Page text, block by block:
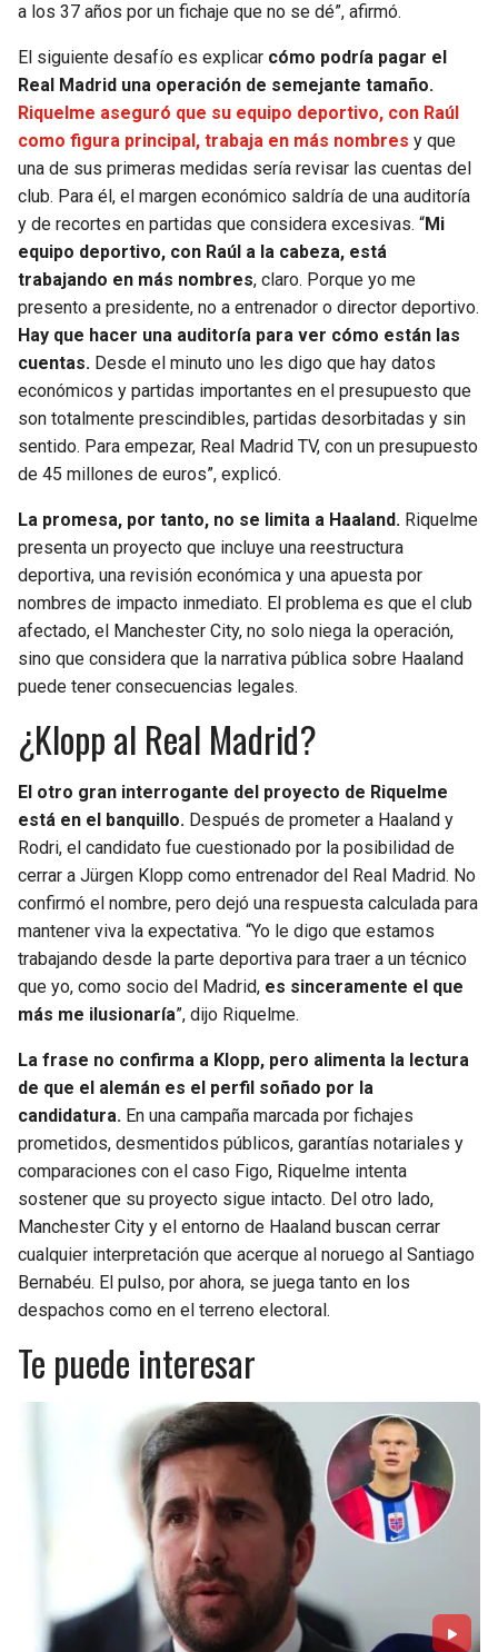
a los 37 años por un fichaje que no se dé”, afirmó.
El siguiente desafío es explicar cómo podría pagar el
Real Madrid una operación de semejante tamaño.
Riquelme aseguró que su equipo deportivo, con Raúl
como figura principal, trabaja en más nombres y que
una de sus primeras medidas sería revisar las cuentas del
club. Para él, el margen económico saldría de una auditoría
y de recortes en partidas que considera excesivas. “Mi
equipo deportivo, con Raúl a la cabeza, está
trabajando en más nombres, claro. Porque yo me
presento a presidente, no a entrenador o director deportivo.
Hay que hacer una auditoría para ver cómo están las
cuentas. Desde el minuto uno les digo que hay datos
económicos y partidas importantes en el presupuesto que
son totalmente prescindibles, partidas desorbitadas y sin
sentido. Para empezar, Real Madrid TV, con un presupuesto
de 45 millones de euros”, explicó.
La promesa, por tanto, no se limita a Haaland. Riquelme
presenta un proyecto que incluye una reestructura
deportiva, una revisión económica y una apuesta por
nombres de impacto inmediato. El problema es que el club
afectado, el Manchester City, no solo niega la operación,
sino que considera que la narrativa pública sobre Haaland
puede tener consecuencias legales.
¿Klopp al Real Madrid?
El otro gran interrogante del proyecto de Riquelme
está en el banquillo. Después de prometer a Haaland y
Rodri, el candidato fue cuestionado por la posibilidad de
cerrar a Jürgen Klopp como entrenador del Real Madrid. No
confirmó el nombre, pero dejó una respuesta calculada para
mantener viva la expectativa. “Yo le digo que estamos
trabajando desde la parte deportiva para traer a un técnico
que yo, como socio del Madrid, es sinceramente el que
más me ilusionaría”, dijo Riquelme.
La frase no confirma a Klopp, pero alimenta la lectura
de que el alemán es el perfil soñado por la
candidatura. En una campaña marcada por fichajes
prometidos, desmentidos públicos, garantías notariales y
comparaciones con el caso Figo, Riquelme intenta
sostener que su proyecto sigue intacto. Del otro lado,
Manchester City y el entorno de Haaland buscan cerrar
cualquier interpretación que acerque al noruego al Santiago
Bernabéu. El pulso, por ahora, se juega tanto en los
despachos como en el terreno electoral.
Te puede interesar